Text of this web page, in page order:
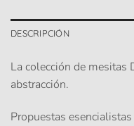
DESCRIPCIÓN
La colección de mesitas
abstracción.
Propuestas